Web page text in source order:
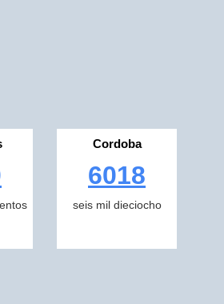
Cordoba
6018
seis mil dieciocho